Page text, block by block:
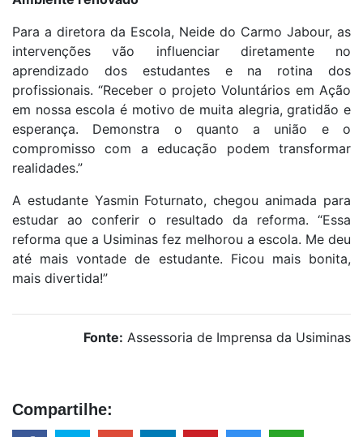
Para a diretora da Escola, Neide do Carmo Jabour, as
intervenções vão influenciar diretamente no
aprendizado dos estudantes e na rotina dos
profissionais. “Receber o projeto Voluntários em Ação
em nossa escola é motivo de muita alegria, gratidão e
esperança. Demonstra o quanto a união e o
compromisso com a educação podem transformar
realidades.”
A estudante Yasmin Foturnato, chegou animada para
estudar ao conferir o resultado da reforma. “Essa
reforma que a Usiminas fez melhorou a escola. Me deu
até mais vontade de estudante. Ficou mais bonita,
mais divertida!”
Fonte: Assessoria de Imprensa da Usiminas
Compartilhe: